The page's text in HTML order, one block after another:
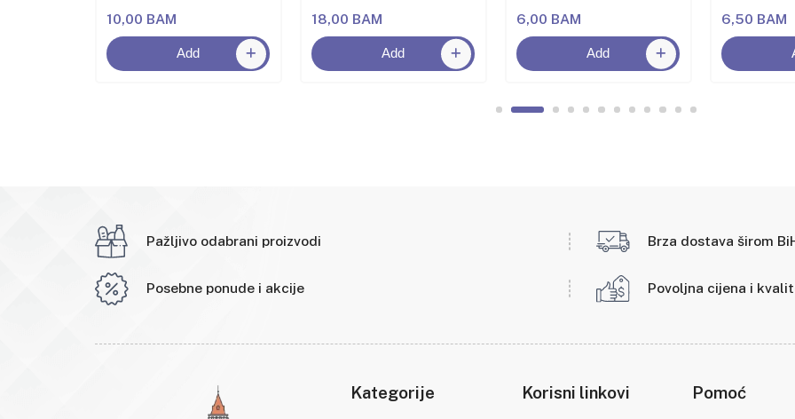
10,00 BAM
Add
18,00 BAM
Add
6,00 BAM
Add
6,50 BAM
Pažljivo odabrani proizvodi Brza dostava širom
Posebne ponude i akcije Povoljna cijena i
Kategorije Korisni linkovi Pomoć